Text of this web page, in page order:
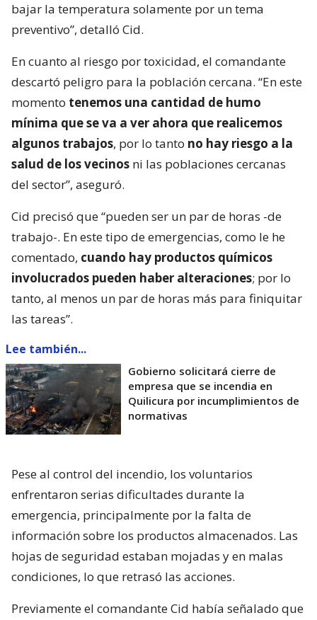
bajar la temperatura solamente por un tema
preventivo”, detalló Cid.
En cuanto al riesgo por toxicidad, el comandante
descartó peligro para la población cercana. “En este
momento tenemos una cantidad de humo
mínima que se va a ver ahora que realicemos
algunos trabajos, por lo tanto no hay riesgo a la
salud de los vecinos ni las poblaciones cercanas
del sector”, aseguró.
Cid precisó que “pueden ser un par de horas -de
trabajo-. En este tipo de emergencias, como le he
comentado, cuando hay productos químicos
involucrados pueden haber alteraciones; por lo
tanto, al menos un par de horas más para finiquitar
las tareas”.
Lee también...
Gobierno solicitará cierre de
empresa que se incendia en
Quilicura por incumplimientos de
normativas
Pese al control del incendio, los voluntarios
enfrentaron serias dificultades durante la
emergencia, principalmente por la falta de
información sobre los productos almacenados. Las
hojas de seguridad estaban mojadas y en malas
condiciones, lo que retrasó las acciones.
Previamente el comandante Cid había señalado que